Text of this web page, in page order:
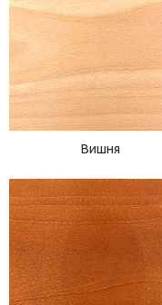
Вишня